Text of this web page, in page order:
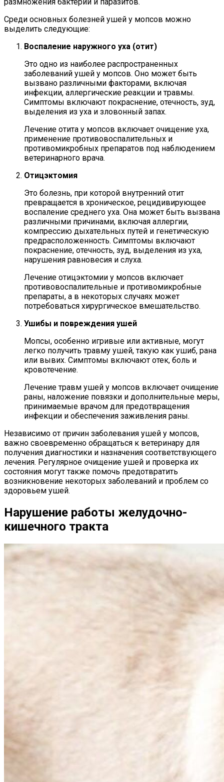
размножения бактерий и паразитов.
Среди основных болезней ушей у мопсов можно
выделить следующие:
Воспаление наружного уха (отит)
Это одно из наиболее распространенных
заболеваний ушей у мопсов. Оно может быть
вызвано различными факторами, включая
инфекции, аллергические реакции и травмы.
Симптомы включают покраснение, отечность, зуд,
выделения из уха и зловонный запах.
Лечение отита у мопсов включает очищение уха,
применение противовоспалительных и
противомикробных препаратов под наблюдением
ветеринарного врача.
Отицэктомия
Это болезнь, при которой внутренний отит
превращается в хроническое, рецидивирующее
воспаление среднего уха. Она может быть вызвана
различными причинами, включая аллергии,
компрессию дыхательных путей и генетическую
предрасположенность. Симптомы включают
покраснение, отечность, зуд, выделения из уха,
нарушения равновесия и слуха.
Лечение отицэктомии у мопсов включает
противовоспалительные и противомикробные
препараты, а в некоторых случаях может
потребоваться хирургическое вмешательство.
Ушибы и повреждения ушей
Мопсы, особенно игривые или активные, могут
легко получить травму ушей, такую как ушиб, рана
или вывих. Симптомы включают отек, боль и
кровотечение.
Лечение травм ушей у мопсов включает очищение
раны, наложение повязки и дополнительные меры,
принимаемые врачом для предотвращения
инфекции и обеспечения заживления раны.
Независимо от причин заболевания ушей у мопсов,
важно своевременно обращаться к ветеринару для
получения диагностики и назначения соответствующего
лечения. Регулярное очищение ушей и проверка их
состояния могут также помочь предотвратить
возникновение некоторых заболеваний и проблем со
здоровьем ушей.
Нарушение работы желудочно-
кишечного тракта